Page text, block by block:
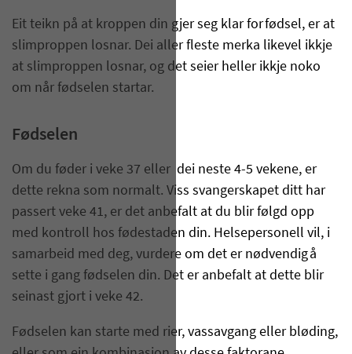
Eit teikn på at kroppen din gjer seg klar for fødsel, er at
slimproppen losnar. Dei aller fleste merka likevel ikkje
at slimproppen losnar, og det seier heller ikkje noko
om når fødselen startar.
Fødselen
Om du føder i veke 37 eller dei neste 4-5 vekene, er
dette rekna som normalt. Viss svangerskapet ditt har
passert veke 41, er det anbefalt at du blir følgd opp
med kontroll hos fødestaden din. Helsepersonell vil, i
samarbeid med deg, vurdere om det er nødvendig å
sette i gang fødselen din. Det er anbefalt at dette blir
seinast gjort i veke 42.
Fødselen kan starte med rier, vassavgang eller bløding,